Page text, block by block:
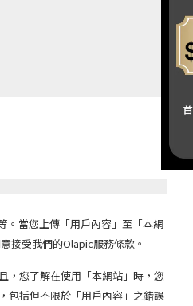
。當您上傳「用戶內容」至「本網
接受我們的Olapic服務條款。
，您了解在使用「本網站」時，您
包括但不限於「用戶內容」之錯誤